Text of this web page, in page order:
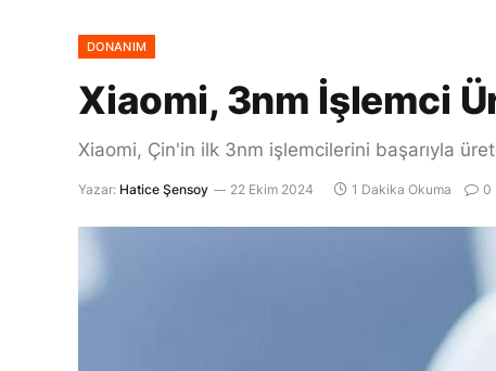
DONANIM
Xiaomi, 3nm İşlemci
Xiaomi, Çin'in ilk 3nm işlemcilerini başarıyla
Yazar: Hatice Şensoy 22 Ekim 2024 1 Dakika Okuma 0